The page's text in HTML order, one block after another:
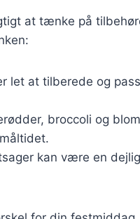
at tænke på
let at tilberede og
broccoli og
kan være en